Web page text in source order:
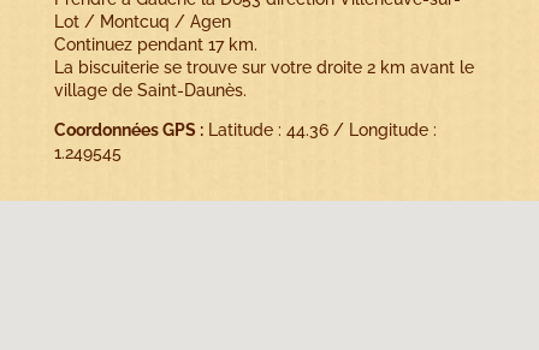
Lot / Montcuq / Agen
Continuez pendant 17 km.
La biscuiterie se trouve sur votre droite 2 km avant le
village de Saint-Daunès.
Coordonnées GPS :Latitude : 44.36 / Longitude :
1.249545